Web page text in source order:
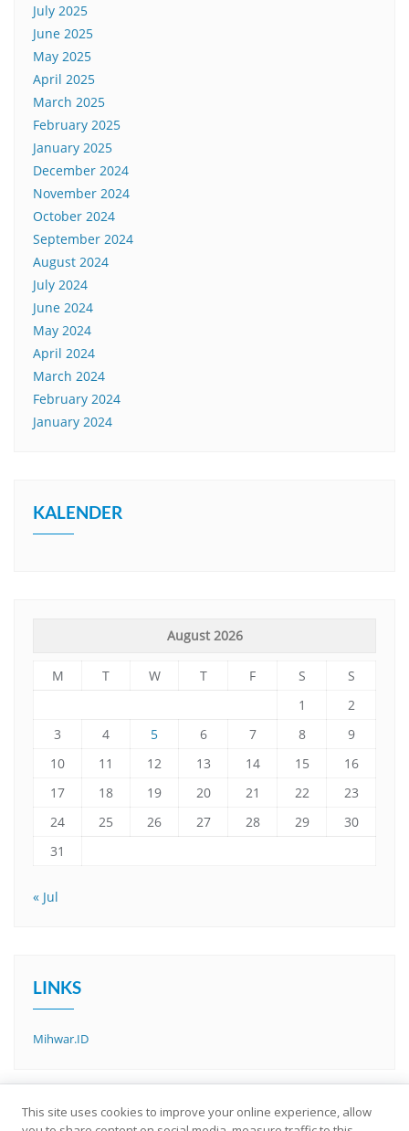
July 2025
June 2025
May 2025
April 2025
March 2025
February 2025
January 2025
December 2024
November 2024
October 2024
September 2024
August 2024
July 2024
June 2024
May 2024
April 2024
March 2024
February 2024
January 2024
KALENDER
August 2026
M T W T F S
S
1
2
3
4 5 6 7 8
9
10
11 12 13 14 15
16
17
18 19 20 21 22
23
24
25 26 27 28 29
30
31
« Jul
LINKS
Mihwar.ID
This site uses cookies to improve your online experience, allow